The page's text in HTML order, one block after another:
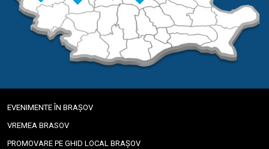
EVENIMENTE ÎN BRAȘOV
VREMEA BRASOV
PROMOVARE PE GHID LOCAL BRAȘOV